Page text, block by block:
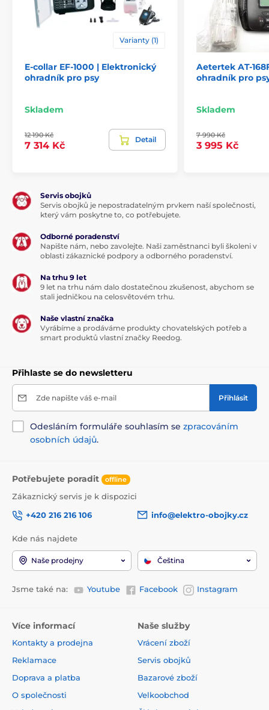
Varianty (1)
E-collar EF-1000 | Elektronický
ohradník pro psy
Skladem
12 190 Kč
7 314 Kč
Detail
Aetertek AT-
ohradník pro
Skladem
7 990 Kč
3 995 Kč
Servis obojků
Servis obojků je nepostradatelným prvkem naší společnosti,
který vám poskytne to, co potřebujete.
Odborné poradenství
Napište nám, nebo zavolejte. Naši zaměstnanci byli školeni v
oblasti zákaznické podpory a odborného poradenství.
Na trhu 9 let
9 let na trhu nám dalo dostatečnou zkušenost, abychom se
stali jedničkou na celosvětovém trhu.
Naše vlastní značka
Vyrábíme a prodáváme produkty chovatelských potřeb a
smart produktů vlastní značky Reedog.
Přihlaste se do newsletteru
Zde napište váš e-mail Přihlásit
Odesláním formuláře souhlasím se zpracováním
osobních údajů.
Potřebujete poradit offline
Zákaznický servis je k dispozici
+420 216 216 106
info@elektro-obojky.cz
Kde nás najdete
Naše prodejny Čeština
Jsme také na: Youtube Facebook Instagram
Více informací
Kontakty a prodejna
Reklamace
Doprava a platba
O společnosti
Naše služby
Vrácení zboží
Servis obojků
Bazarové zboží
Velkoobchod